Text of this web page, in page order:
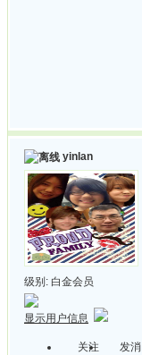
yinlan
级别: 白金会员
显示用户信息
关注
发消